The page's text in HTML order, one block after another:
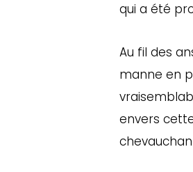
qui a été
Au fil des
manne en
envers